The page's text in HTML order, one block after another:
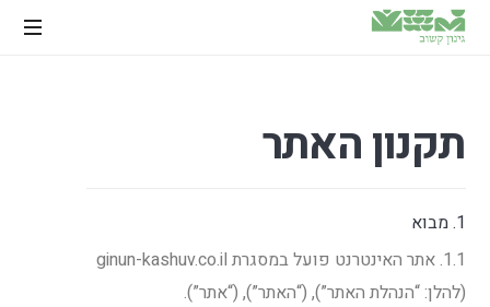
שירות
באזור
האתרתקנון
1. מבוא
1.1. אתר האינטרנט פועל במסגרת ginun-kashuv.co.il
(להלן: “הנהלת האתר”), (“האתר”), (“אתר”).